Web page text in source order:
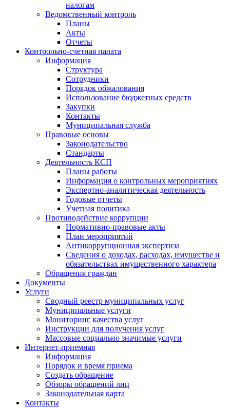
налогам
Ведомственный контроль
Планы
Акты
Отчеты
Контрольно-счетная палата
Информация
Структура
Сотрудники
Порядок обжалования
Использование бюджетных средств
Закупки
Контакты
Муниципальная служба
Правовые основы
Законодательство
Стандарты
Деятельность КСП
Планы работы
Информация о контрольных мероприятиях
Экспертно-аналитическая деятельность
Годовые отчеты
Учетная политика
Противодействие коррупции
Нормативно-правовые акты
План мероприятий
Антикоррупционная экспертиза
Сведения о доходах, расходах, имуществе и
обязательствах имущественного характера
Обращения граждан
Документы
Услуги
Сводный реестр муниципальных услуг
Муниципальные услуги
Мониторинг качества услуг
Инструкции для получения услуг
Массовые социально значимые услуги
Интернет-приемная
Информация
Порядок и время приема
Создать обращение
Обзоры обращений лиц
Законодательная карта
Контакты